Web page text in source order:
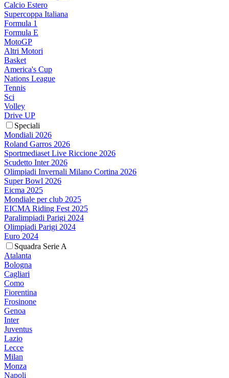
Calcio Estero
Supercoppa Italiana
Formula 1
Formula E
MotoGP
Altri Motori
Basket
America's Cup
Nations League
Tennis
Sci
Volley
Drive UP
Speciali
Mondiali 2026
Roland Garros 2026
Sportmediaset Live Riccione 2026
Scudetto Inter 2026
Olimpiadi Invernali Milano Cortina 2026
Super Bowl 2026
Eicma 2025
Mondiale per club 2025
EICMA Riding Fest 2025
Paralimpiadi Parigi 2024
Olimpiadi Parigi 2024
Euro 2024
Squadra Serie A
Atalanta
Bologna
Cagliari
Como
Fiorentina
Frosinone
Genoa
Inter
Juventus
Lazio
Lecce
Milan
Monza
Napoli